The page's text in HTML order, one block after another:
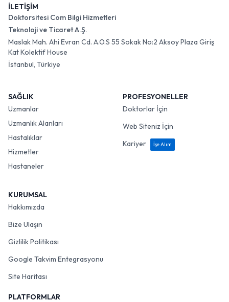
İLETİŞİM
Doktorsitesi Com Bilgi Hizmetleri
Teknoloji ve Ticaret A.Ş.
Maslak Mah. Ahi Evran Cd. A.O.S 55 Sokak No:2 Aksoy Plaza Giriş
Kat Kolektif House
İstanbul, Türkiye
SAĞLIK
Uzmanlar
Uzmanlık Alanları
Hastalıklar
Hizmetler
Hastaneler
PROFESYONELLER
Doktorlar İçin
Web Siteniz İçin
Kariyer
İşe Alım
KURUMSAL
Hakkımızda
Bize Ulaşın
Gizlilik Politikası
Google Takvim Entegrasyonu
Site Haritası
PLATFORMLAR